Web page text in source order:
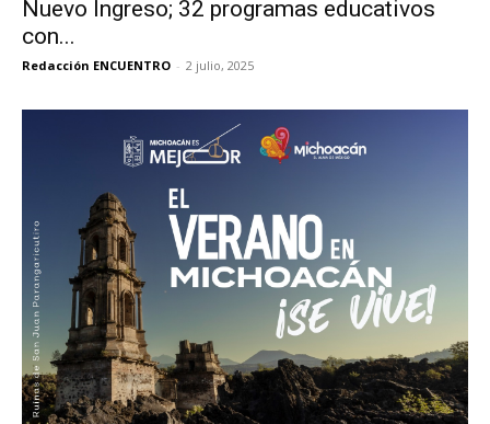
Nuevo Ingreso; 32 programas educativos
con...
Redacción ENCUENTRO - 2 julio, 2025